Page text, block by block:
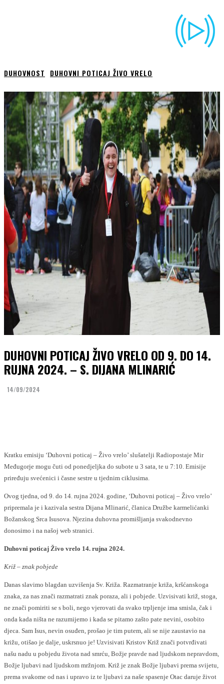
DUHOVNOST DUHOVNI POTICAJ ŽIVO VRELO
DUHOVNI POTICAJ ŽIVO VRELO OD 9. DO 14.
RUJNA 2024. – S. DIJANA MLINARIĆ
14/09/2024
Kratku emisiju ‘Duhovni poticaj – Živo vrelo’ slušatelji Radiopostaje Mir
Međugorje mogu čuti od ponedjeljka do subote u 3 sata, te u 7:10. Emisije
priređuju svećenici i časne sestre u tjednim ciklusima.
Ovog tjedna, od 9. do 14. rujna 2024. godine, ‘Duhovni poticaj – Živo vrelo’
pripremala je i kazivala sestra Dijana Mlinarić, članica Družbe karmelićanki
Božanskog Srca Isusova. Njezina duhovna promišljanja svakodnevno
donosimo i na našoj web stranici.
Duhovni poticaj Živo vrelo 14. rujna 2024.
Križ – znak pobjede
Danas slavimo blagdan uzvišenja Sv. Križa. Razmatranje križa, kršćanskoga
znaka, za nas znači razmatrati znak poraza, ali i pobjede. Uzvisivati križ, stoga,
ne znači pomiriti se s boli, nego vjerovati da svako trpljenje ima smisla, čak i
onda kada ništa ne razumijemo i kada se pitamo zašto pate nevini, osobito
djeca. Sam Isus, nevin osuđen, prošao je tim putem, ali se nije zaustavio na
križu, otišao je dalje, uskrsnuo je! Uzvisivati Kristov Križ znači potvrđivati
našu nadu u pobjedu života nad smrću, Božje pravde nad ljudskom nepravdom,
Božje ljubavi nad ljudskom mržnjom. Križ je znak Božje ljubavi prema svijetu,
prema svakome od nas i upravo iz te ljubavi za naše spasenje Otac daruje život